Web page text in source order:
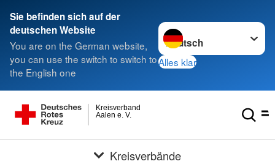
Sie befinden sich auf der
deutschen Website
You are on the German website,
you can use the switch to switch to
the English one
Sprache wechseln zu
Alles klar
Aalen e. V.
Kreisverband
Kreisverbände